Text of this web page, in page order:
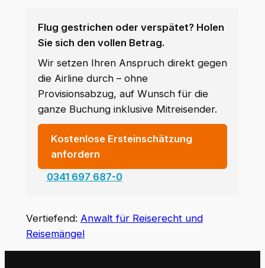
Flug gestrichen oder verspätet? Holen
Sie sich den vollen Betrag.
Wir setzen Ihren Anspruch direkt gegen
die Airline durch – ohne
Provisionsabzug, auf Wunsch für die
ganze Buchung inklusive Mitreisender.
Kostenlose Ersteinschätzung
anfordern
0341 697 687-0
Vertiefend: Anwalt für Reiserecht und
Reisemängel